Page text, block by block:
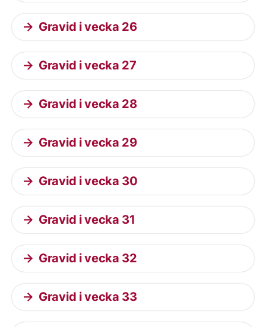
Gravid i vecka 26
Gravid i vecka 27
Gravid i vecka 28
Gravid i vecka 29
Gravid i vecka 30
Gravid i vecka 31
Gravid i vecka 32
Gravid i vecka 33